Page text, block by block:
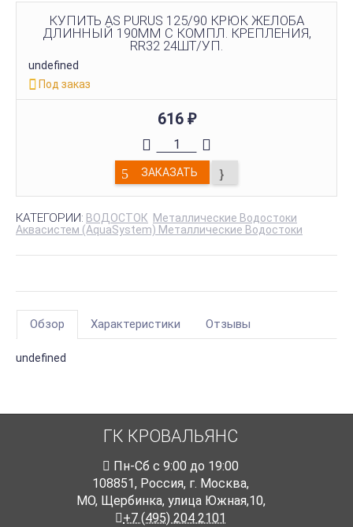
КУПИТЬ AS PURUS 125/90 КРЮК ЖЕЛОБА
ДЛИННЫЙ 190ММ С КОМПЛ. КРЕПЛЕНИЯ,
RR32 24ШТ/УП.
undefined
Под заказ
616 ₽
ЗАКАЗАТЬ
КАТЕГОРИИ: ВОДОСТОК Металлические Водостоки
Аквасистем (AquaSystem) Металлические Водостоки
Обзор Характеристики Отзывы
undefined
ГК КРОВАЛЬЯНС
Пн-Cб с 9:00 до 19:00
108851, Россия, г. Москва,
МО, Щербинка, улица Южная,10,
+7 (495) 204 2101